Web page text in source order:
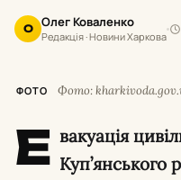
О Олег Коваленко
Редакція · Новини Харкова
ФОТО Фото:
Е вакуація
Куп’янського